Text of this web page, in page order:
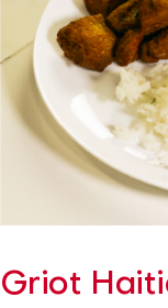
Griot